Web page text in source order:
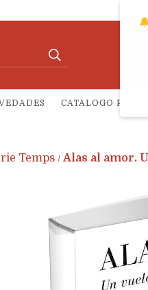
CATALOGO POR
Temps / Alas al amor.